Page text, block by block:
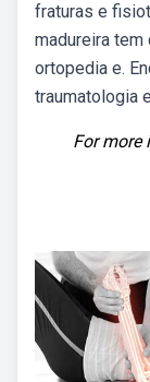
fraturas e
madureira
ortopedia e.
traumatologia
For more